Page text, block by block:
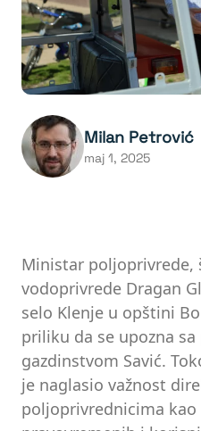
Milan Petrović
maj 1, 2025
Ministar poljoprivrede,
vodoprivrede Dragan
selo Klenje u opštini
priliku da se upozna
gazdinstvom Savić.
je naglasio važnost
poljoprivrednicima kao